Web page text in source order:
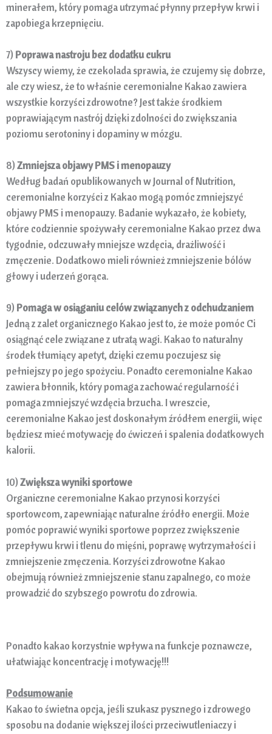
minerałem, który pomaga utrzymać płynny przepływ krwi i
zapobiega krzepnięciu.
7) Poprawa nastroju bez dodatku cukru
Wszyscy wiemy, że czekolada sprawia, że czujemy się dobrze,
ale czy wiesz, że to właśnie ceremonialne Kakao zawiera
wszystkie korzyści zdrowotne? Jest także środkiem
poprawiającym nastrój dzięki zdolności do zwiększania
poziomu serotoniny i dopaminy w mózgu.
8) Zmniejsza objawy PMS i menopauzy
Według badań opublikowanych w Journal of Nutrition,
ceremonialne korzyści z Kakao mogą pomóc zmniejszyć
objawy PMS i menopauzy. Badanie wykazało, że kobiety,
które codziennie spożywały ceremonialne Kakao przez dwa
tygodnie, odczuwały mniejsze wzdęcia, drażliwość i
zmęczenie. Dodatkowo mieli również zmniejszenie bólów
głowy i uderzeń gorąca.
9) Pomaga w osiąganiu celów związanych z odchudzaniem
Jedną z zalet organicznego Kakao jest to, że może pomóc Ci
osiągnąć cele związane z utratą wagi. Kakao to naturalny
środek tłumiący apetyt, dzięki czemu poczujesz się
pełniejszy po jego spożyciu. Ponadto ceremonialne Kakao
zawiera błonnik, który pomaga zachować regularność i
pomaga zmniejszyć wzdęcia brzucha. I wreszcie,
ceremonialne Kakao jest doskonałym źródłem energii, więc
będziesz mieć motywację do ćwiczeń i spalenia dodatkowych
kalorii.
10) Zwiększa wyniki sportowe
Organiczne ceremonialne Kakao przynosi korzyści
sportowcom, zapewniając naturalne źródło energii. Może
pomóc poprawić wyniki sportowe poprzez zwiększenie
przepływu krwi i tlenu do mięśni, poprawę wytrzymałości i
zmniejszenie zmęczenia. Korzyści zdrowotne Kakao
obejmują również zmniejszenie stanu zapalnego, co może
prowadzić do szybszego powrotu do zdrowia.
Ponadto kakao korzystnie wpływa na funkcje poznawcze,
ułatwiając koncentrację i motywację!!!
Podsumowanie
Kakao to świetna opcja, jeśli szukasz pysznego i zdrowego
sposobu na dodanie większej ilości przeciwutleniaczy i